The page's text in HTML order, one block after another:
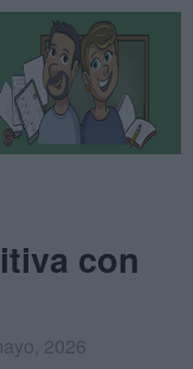
con
2026